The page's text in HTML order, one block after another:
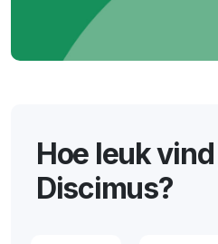
Hoe leuk
Discimus?